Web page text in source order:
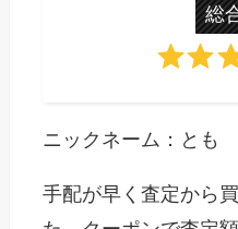
総
ニックネーム：とも
手配が早く査定から